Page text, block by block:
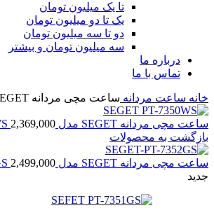
تا یک میلیون تومان
یک تا دو میلیون تومان
دو تا سه میلیون تومان
سه میلیون تومان و بیشتر
درباره ما
تماس با ما
خانه ساعت مردانه ساعت مچی مردانه SEGET مدل PT-7351GS
ساعت مچی مردانه SEGET مدل PT-7350WS 2,369,000
بازگشت به محصولات
ساعت مچی مردانه SEGET مدل PT-7352GS 2,499,000
جدید